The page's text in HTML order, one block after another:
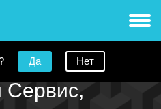
Да Нет